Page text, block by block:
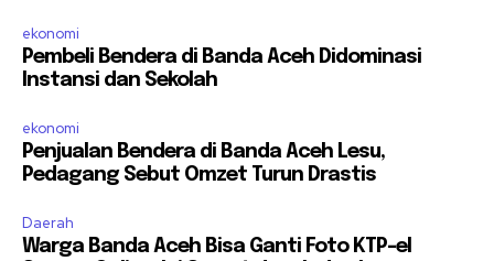
ekonomi
Pembeli Bendera di Banda Aceh Didominasi
Instansi dan Sekolah
ekonomi
Penjualan Bendera di Banda Aceh Lesu,
Pedagang Sebut Omzet Turun Drastis
Daerah
Warga Banda Aceh Bisa Ganti Foto KTP-el